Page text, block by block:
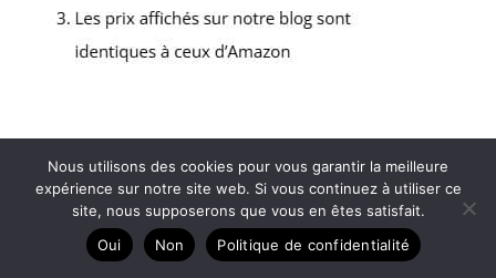
A propos
Contact
Mentions légales
Nous utilisons des cookies pour vous garantir la meilleure
expérience sur notre site web. Si vous continuez à utiliser ce
site, nous supposerons que vous en êtes satisfait.
Oui
Non Politique de confidentialité